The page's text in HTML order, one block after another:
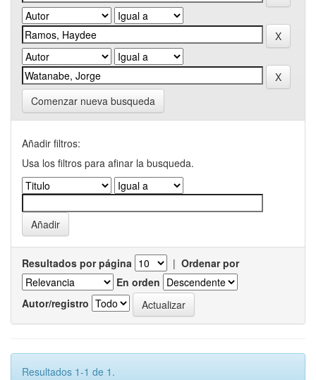
Comenzar nueva busqueda
Añadir filtros:
Usa los filtros para afinar la busqueda.
Resultados por página | Ordenar por
En orden
Autor/registro
Resultados 1-1 de 1.